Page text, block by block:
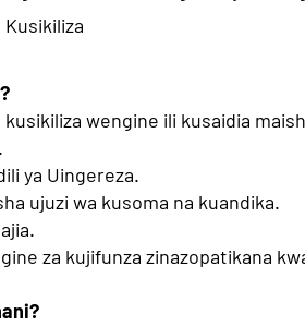
Kusikiliza
kusikiliza wengine ili kusaidia
ya Uingereza.
ujuzi wa kusoma na kuandika.
za kujifunza zinazopatikana